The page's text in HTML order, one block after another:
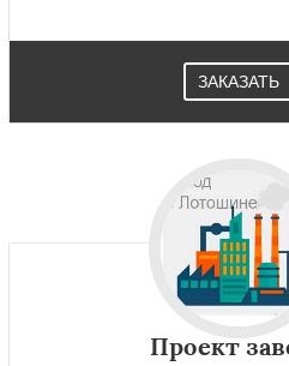
ЗАКАЗАТЬ
Проект